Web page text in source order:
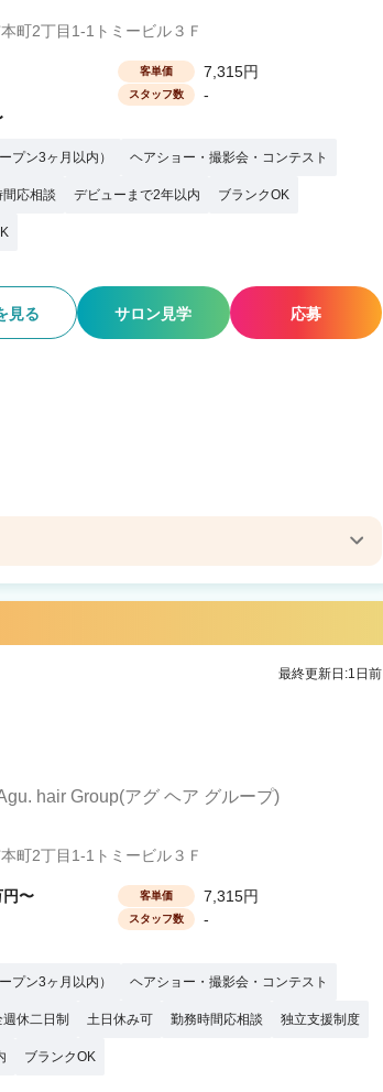
町2丁目1-1トミービル３Ｆ
客単価 7,315円
スタッフ数 -
プン3ヶ月以内） ヘアショー・撮影会・コンテスト
応相談 デビューまで2年以内 ブランクOK
見る サロン見学 応募
最終更新日:1日前
hair Group(アグ ヘア グループ)
町2丁目1-1トミービル３Ｆ
〜 客単価 7,315円
スタッフ数 -
プン3ヶ月以内） ヘアショー・撮影会・コンテスト
週休二日制 土日休み可 勤務時間応相談 独立支援制度
ブランクOK